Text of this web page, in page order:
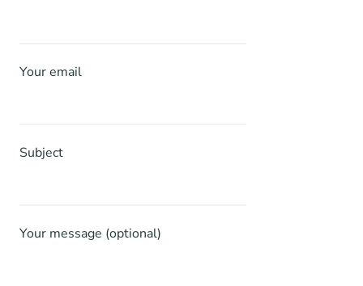
Your email
Subject
Your message (optional)